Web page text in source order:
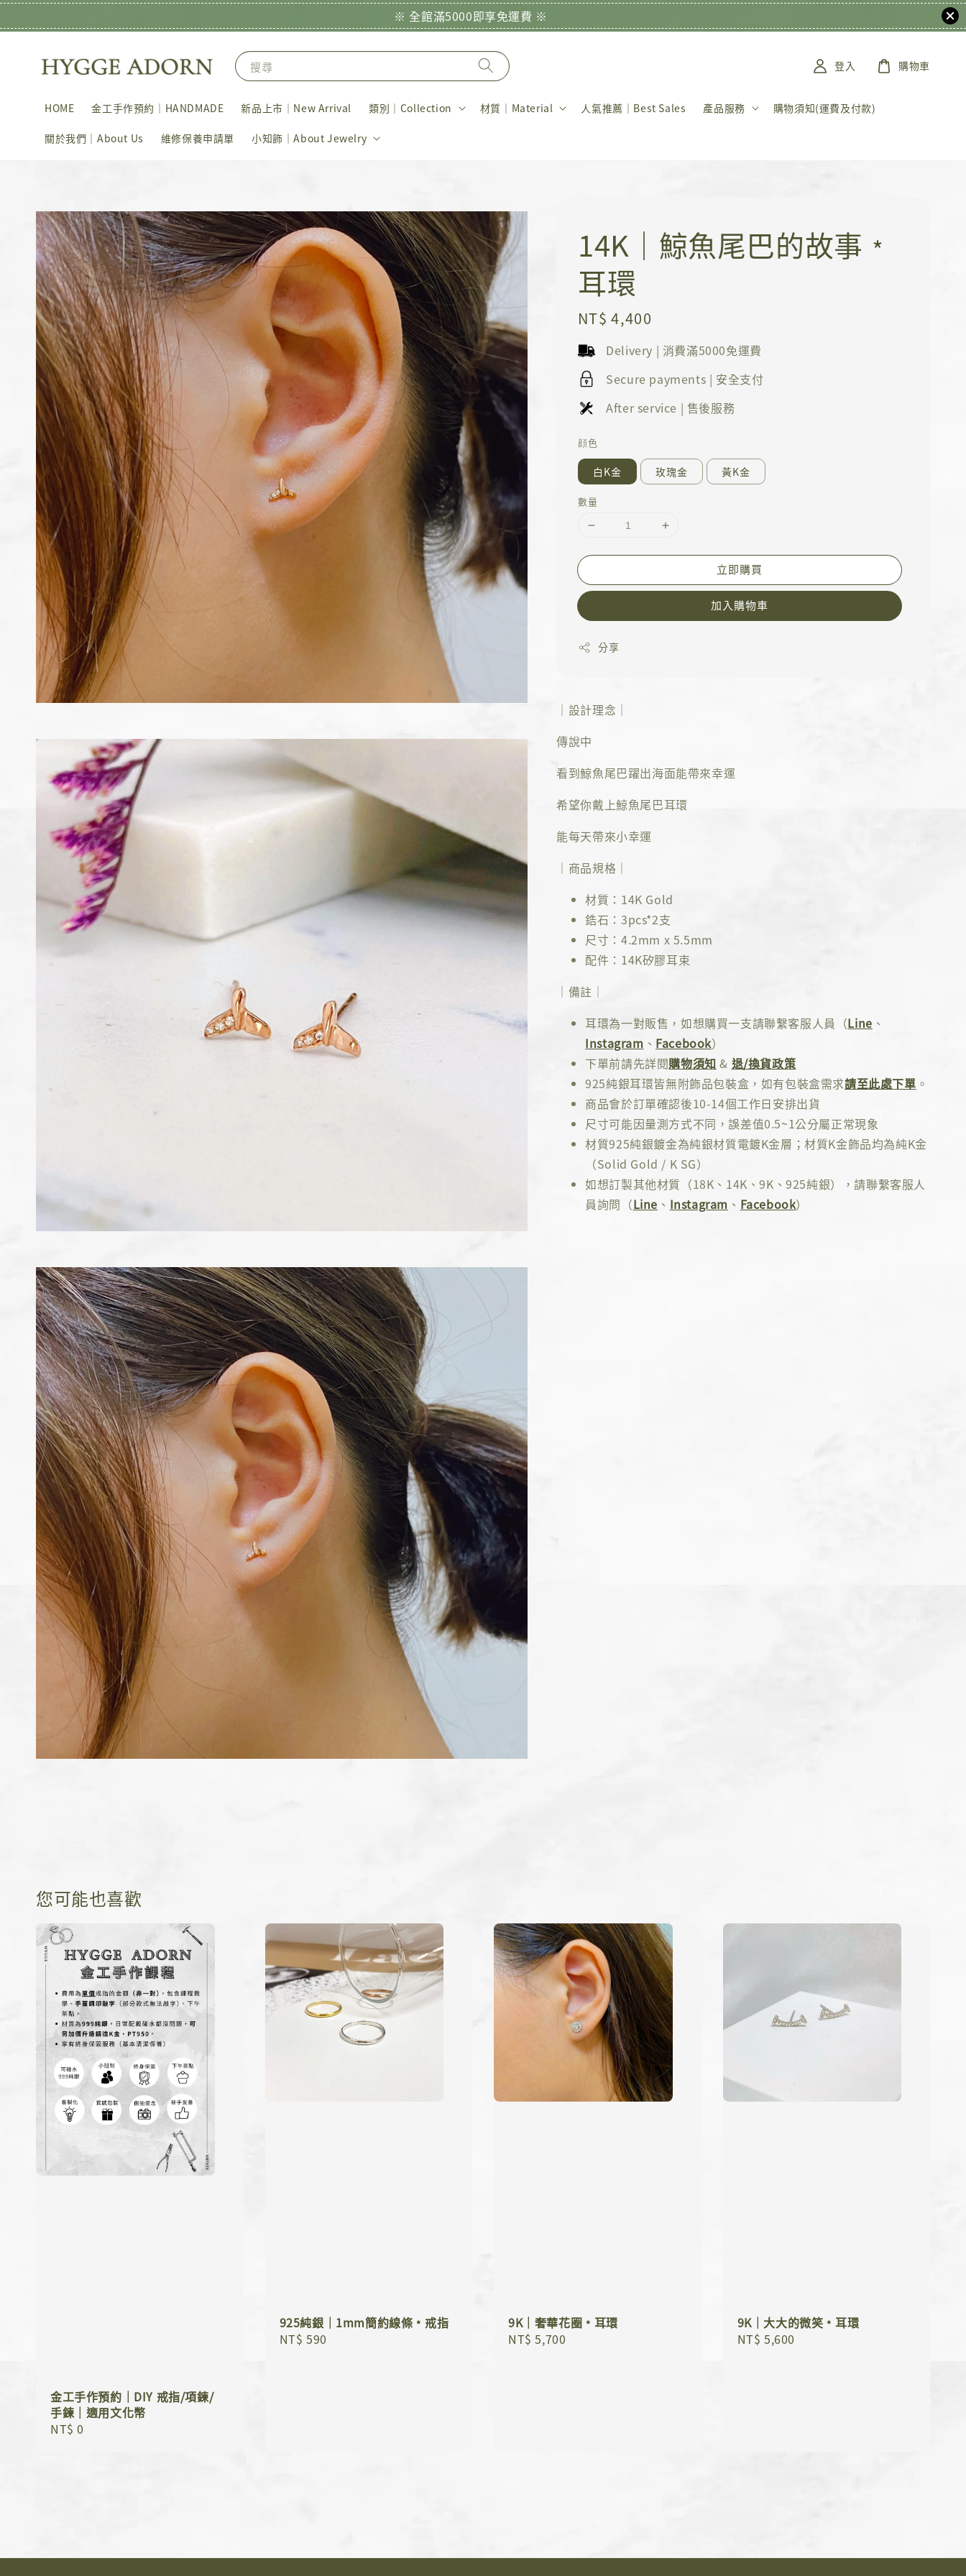
※ 全館滿5000即享免運費 ※
搜尋
HOME 金工手作預約｜HANDMADE 新品上市｜New Arrival 類別｜Collection 材質｜Material 人氣推薦｜Best Sales 產品服務 購物須知(運費及付款)
關於我們｜About Us 維修保養申請單 小知飾｜About Jewelry
登入 購物車
14K｜鯨魚尾巴的故事﹡
耳環
Regular
price
NT$ 4,400
Delivery | 消費滿5000免運費
Secure payments | 安全支付
After service | 售後服務
顔色
白K金 玫瑰金 黃K金
數量
立即購買
加入購物車
分享
｜設計理念｜
傳說中
看到鯨魚尾巴躍出海面能帶來幸運
希望你戴上鯨魚尾巴耳環
能每天帶來小幸運
｜商品規格｜
材質：14K Gold
鋯石：3pcs*2支
尺寸：4.2mm x 5.5mm
配件：14K矽膠耳束
｜備註｜
耳環為一對販售，如想購買一支請聯繫客服人員（Line 、
Instagram 、 Facebook）
下單前請先詳閱購物須知 & 退/換貨政策
925純銀耳環皆無附飾品包裝盒，如有包裝盒需求請至此處下單 。
商品會於訂單確認後10-14個工作日安排出貨
尺寸可能因量測方式不同，誤差值0.5~1公分屬正常現象
材質925純銀鍍金為純銀材質電鍍K金層；材質K金飾品均為純K金
（Solid Gold / K SG）
如想訂製其他材質（18K、14K、9K、925純銀），請聯繫客服人
員詢問（Line 、 Instagram 、 Facebook）
您可能也喜歡
金工手作預約｜DIY 戒指/項鍊/
手鍊｜適用文化幣
Regular
NT$ 0
925純銀｜1mm簡約線條﹡戒指
Regular
NT$ 590
9K｜奢華花圈﹡耳環
Regular
NT$ 5,700
9K｜大大的微笑﹡耳環
Regular
NT$ 5,600